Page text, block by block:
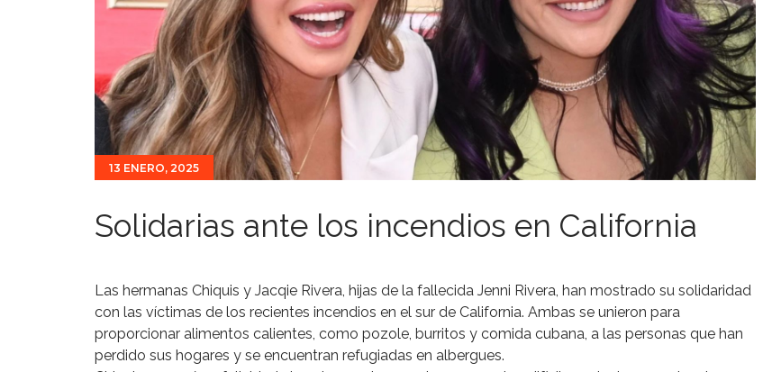
13 ENERO, 2025
Solidarias ante los incendios en California
Las hermanas Chiquis y Jacqie Rivera, hijas de la fallecida Jenni Rivera, han mostrado su solidaridad
con las víctimas de los recientes incendios en el sur de California. Ambas se unieron para
proporcionar alimentos calientes, como pozole, burritos y comida cubana, a las personas que han
perdido sus hogares y se encuentran refugiadas en albergues.